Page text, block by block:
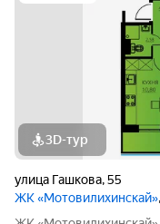
3D-тур
улица Гашкова,55
ЖК «Мотовилихинскай»